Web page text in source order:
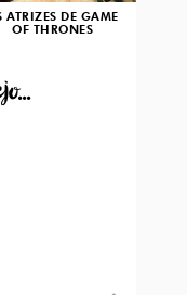
ATRIZES DE GAME
OF THRONES